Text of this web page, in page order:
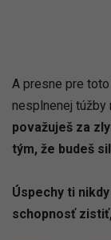
A presne pre
nesplnenej túžby
považuješ za
tým, že budeš
Úspechy ti
schopnosť